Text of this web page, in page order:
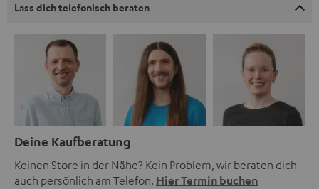
Lass dich telefonisch beraten
Deine Kaufberatung
Keinen Store in der Nähe? Kein Problem, wir beraten dich
auch persönlich am Telefon. Hier Termin buchen